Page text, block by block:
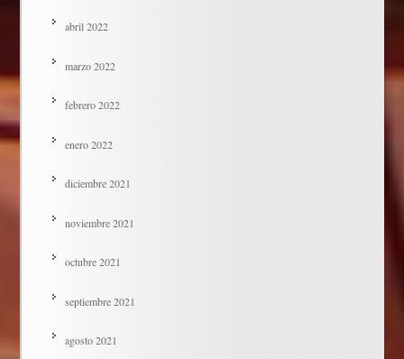
abril 2022
marzo 2022
febrero 2022
enero 2022
diciembre 2021
noviembre 2021
octubre 2021
septiembre 2021
agosto 2021